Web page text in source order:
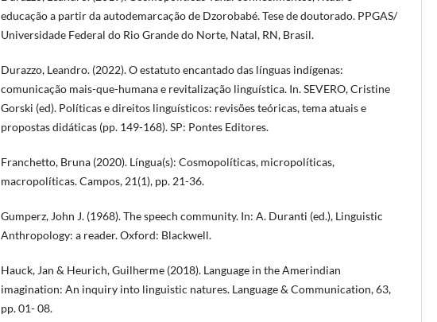
educação a partir da autodemarcação de Dzorobabé. Tese de doutorado. PPGAS/
Universidade Federal do Rio Grande do Norte, Natal, RN, Brasil.
Durazzo, Leandro. (2022). O estatuto encantado das línguas indígenas:
comunicação mais-que-humana e revitalização linguística. In. SEVERO, Cristine
Gorski (ed). Políticas e direitos linguísticos: revisões teóricas, tema atuais e
propostas didáticas (pp. 149-168). SP: Pontes Editores.
Franchetto, Bruna (2020). Língua(s): Cosmopolíticas, micropolíticas,
macropolíticas. Campos, 21(1), pp. 21-36.
Gumperz, John J. (1968). The speech community. In: A. Duranti (ed.), Linguistic
Anthropology: a reader. Oxford: Blackwell.
Hauck, Jan & Heurich, Guilherme (2018). Language in the Amerindian
imagination: An inquiry into linguistic natures. Language & Communication, 63,
pp. 01- 08.